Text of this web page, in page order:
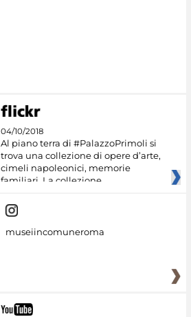
04/10/2018
Al piano terra di #PalazzoPrimoli si
trova una collezione di opere d’arte,
cimeli napoleonici, memorie
familiari. La collezione
museiincomuneroma